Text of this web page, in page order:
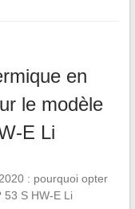
en
le modèle
E Li